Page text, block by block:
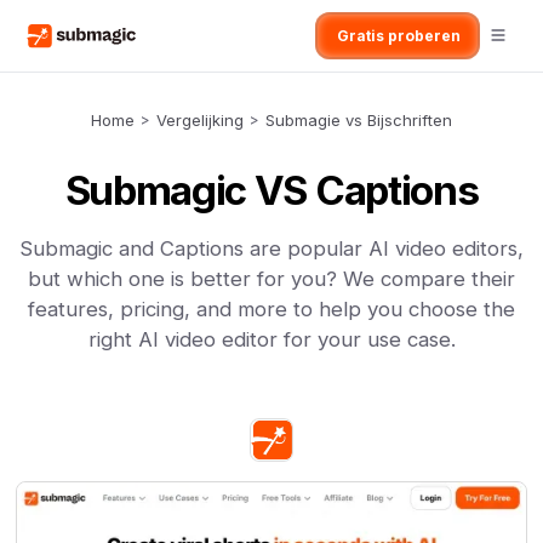
Gratis proberen
Home > Vergelijking > Submagie vs Bijschriften
Submagic VS Captions
Submagic and Captions are popular AI video editors,
but which one is better for you? We compare their
features, pricing, and more to help you choose the
right AI video editor for your use case.